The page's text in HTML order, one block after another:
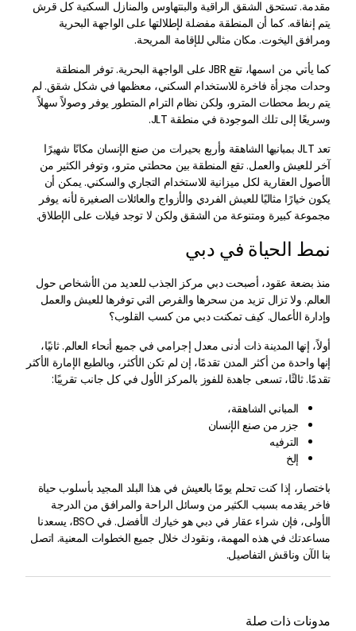
مقدمة. تستحق الشقق الراقية والبنتهاوس والمنازل السكنية كل قرش
يتم إنفاقه. كما أن المنطقة مفضلة لإطلالتها على الواجهة البحرية
ومرافق اليخوت. مكان مثالي للإقامة المريحة.
كما يأتي من اسمها، تقع JBR على الواجهة البحرية. توفر المنطقة
وحدات مجزأة فاخرة للاستخدام السكني، معظمها في شكل شقق. لم
يتم ربط محطات المترو، ولكن نظام الترام المتطور يوفر وصولاً سهلاً
وسريعًا إلى تلك الموجودة في منطقة JLT.
تعد JLT بمبانيها الشاهقة وأربع بحيرات من صنع الإنسان مكانًا شهيرًا
آخر للعيش والعمل. تقع المنطقة بين محطتي مترو، وتوفر الكثير من
الأصول العقارية لكل ميزانية للاستخدام التجاري والسكني. يمكن أن
يكون خيارًا مثاليًا للعيش الفردي والأزواج والعائلات الصغيرة لأنه يوفر
مجموعة كبيرة ومتنوعة من الشقق ولكن لا توجد فيلات على الإطلاق.
نمط الحياة في دبي
منذ بضعة عقود، أصبحت دبي مركز الجذب للعديد من الأشخاص حول
العالم. ولا تزال تزيد من سحرها والفرص التي توفرها للعيش والعمل
وإدارة الأعمال. كيف تمكنت دبي من كسب القلوب؟
أولاً، إنها المدينة ذات أدنى معدل إجرامي في جميع أنحاء العالم. ثانيًا،
إنها واحدة من أكثر المدن تقدمًا، إن لم تكن الأكثر، وبالطبع الإمارة الأكثر
تقدمًا. ثالثًا، تسعى جاهدة للفوز بالمركز الأول في كل جانب تقريبًا:
المباني الشاهقة،
جزر من صنع الإنسان
الترفيه
إلخ
باختصار، إذا كنت تحلم يومًا بالعيش في هذا البلد المجيد بأسلوب حياة
فاخر يقدمه بسبب الكثير من وسائل الراحة والمرافق من الدرجة
الأولى، فإن شراء عقار في دبي هو خيارك الأفضل. في BSO، يسعدنا
مساعدتك في هذه المهمة، ونقودك خلال جميع الخطوات المعنية. اتصل
بنا الآن وناقش التفاصيل.
مدونات ذات صلة